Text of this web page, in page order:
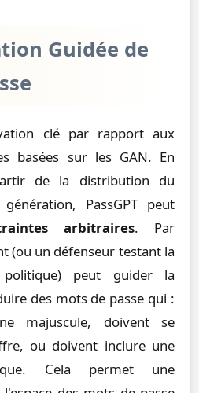
Guidée de
clé par rapport aux
basées sur les GAN. En
de la distribution du
PassGPT peut
arbitraires. Par
(ou un défenseur testant la
peut guider la
des mots de passe qui :
majuscule, doivent se
ou doivent inclure une
Cela permet une